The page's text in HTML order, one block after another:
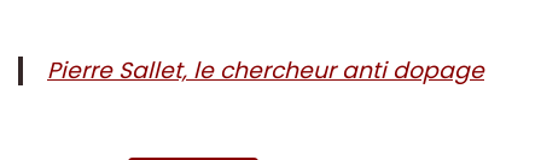
Pierre Sallet, le chercheur anti dopage